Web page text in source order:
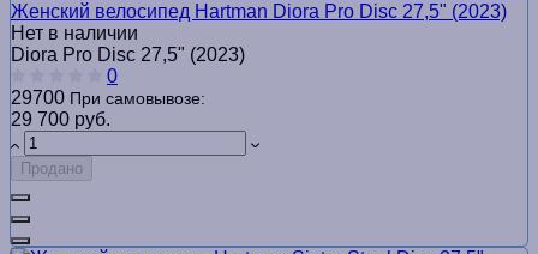
Женский велосипед Hartman Diora Pro Disc 27,5" (2023)
Нет в наличии
Diora Pro Disc 27,5" (2023)
0
29700 При самовывозе:
29 700 руб.
Продано